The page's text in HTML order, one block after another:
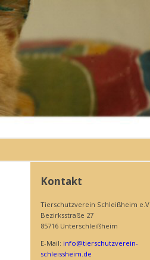
Kontakt
Tierschutzverein Schleißheim e.V.
Bezirksstraße 27
85716 Unterschleißheim
E-Mail: info@tierschutzverein-
schleissheim.de